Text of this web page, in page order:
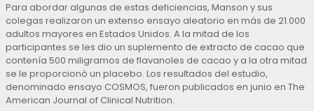
Para abordar algunas de estas deficiencias, Manson y sus
colegas realizaron un extenso ensayo aleatorio en más de 21.000
adultos mayores en Estados Unidos. A la mitad de los
participantes se les dio un suplemento de extracto de cacao que
contenía 500 miligramos de flavanoles de cacao y a la otra mitad
se le proporcionó un placebo. Los resultados del estudio,
denominado ensayo COSMOS, fueron publicados en junio en The
American Journal of Clinical Nutrition.